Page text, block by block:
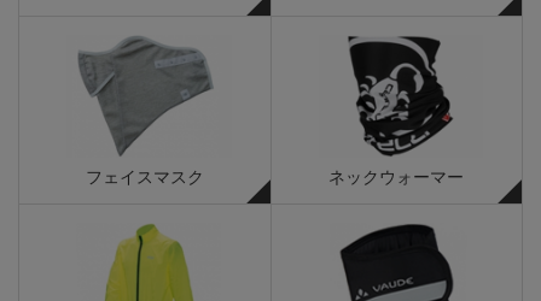
フェイスマスク ネックウォーマー